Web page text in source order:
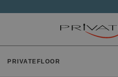
PRIVATEFLOOR